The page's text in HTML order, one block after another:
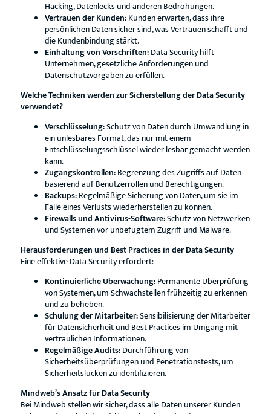
Hacking, Datenlecks und anderen Bedrohungen.
Vertrauen der Kunden:Kunden erwarten, dass ihre
persönlichen Daten sicher sind, was Vertrauen schafft und
die Kundenbindung stärkt.
Einhaltung von Vorschriften:Data Security hilft
Unternehmen, gesetzliche Anforderungen und
Datenschutzvorgaben zu erfüllen.
Welche Techniken werden zur Sicherstellung der Data Security
verwendet?
Verschlüsselung:Schutz von Daten durch Umwandlung in
ein unlesbares Format, das nur mit einem
Entschlüsselungsschlüssel wieder lesbar gemacht werden
kann.
Zugangskontrollen:Begrenzung des Zugriffs auf Daten
basierend auf Benutzerrollen und Berechtigungen.
Backups:Regelmäßige Sicherung von Daten, um sie im
Falle eines Verlusts wiederherstellen zu können.
Firewalls und Antivirus-Software:Schutz von Netzwerken
und Systemen vor unbefugtem Zugriff und Malware.
Herausforderungen und Best Practices in der Data Security
Eine effektive Data Security erfordert:
Kontinuierliche Überwachung:Permanente Überprüfung
von Systemen, um Schwachstellen frühzeitig zu erkennen
und zu beheben.
Schulung der Mitarbeiter:Sensibilisierung der Mitarbeiter
für Datensicherheit und Best Practices im Umgang mit
vertraulichen Informationen.
Regelmäßige Audits:Durchführung von
Sicherheitsüberprüfungen und Penetrationstests, um
Sicherheitslücken zu identifizieren.
Mindweb’s Ansatz für Data Security
Bei Mindweb stellen wir sicher, dass alle Daten unserer Kunden